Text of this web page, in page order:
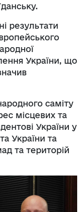
результати
України, що
саміту
місцевих та
України у
України та
та територій